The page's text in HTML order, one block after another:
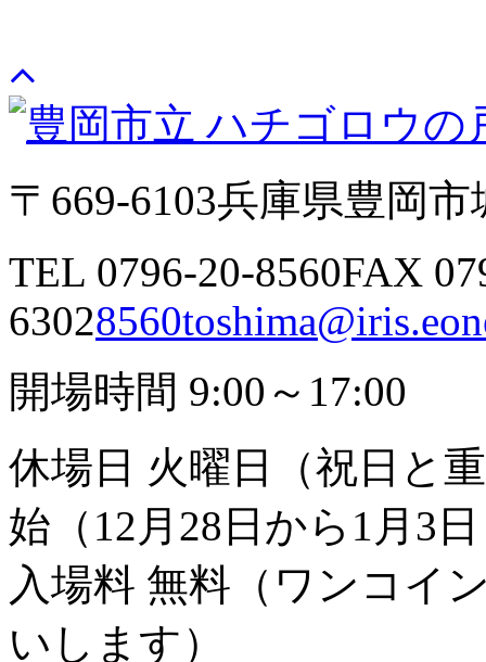
〒669-6103兵庫県豊岡市
TEL 0796-20-8560FAX
6302
開場時間 9:00～17:00
休場日 火曜日（祝日と
始（12月28日から1月3
入場料 無料（ワンコイ
いします）